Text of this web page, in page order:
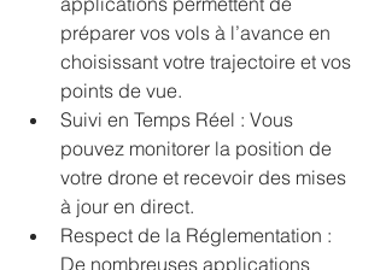
préparer vos vols à l’avance en
choisissant votre trajectoire et vos
points de vue.
Suivi en Temps Réel : Vous
pouvez monitorer la position de
votre drone et recevoir des mises
à jour en direct.
Respect de la Réglementation :
De nombreuses applications